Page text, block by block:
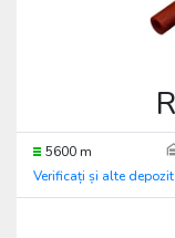
5600 m
Verificați și alte depozit